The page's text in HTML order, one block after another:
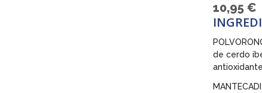
10,95 €
de cerdo